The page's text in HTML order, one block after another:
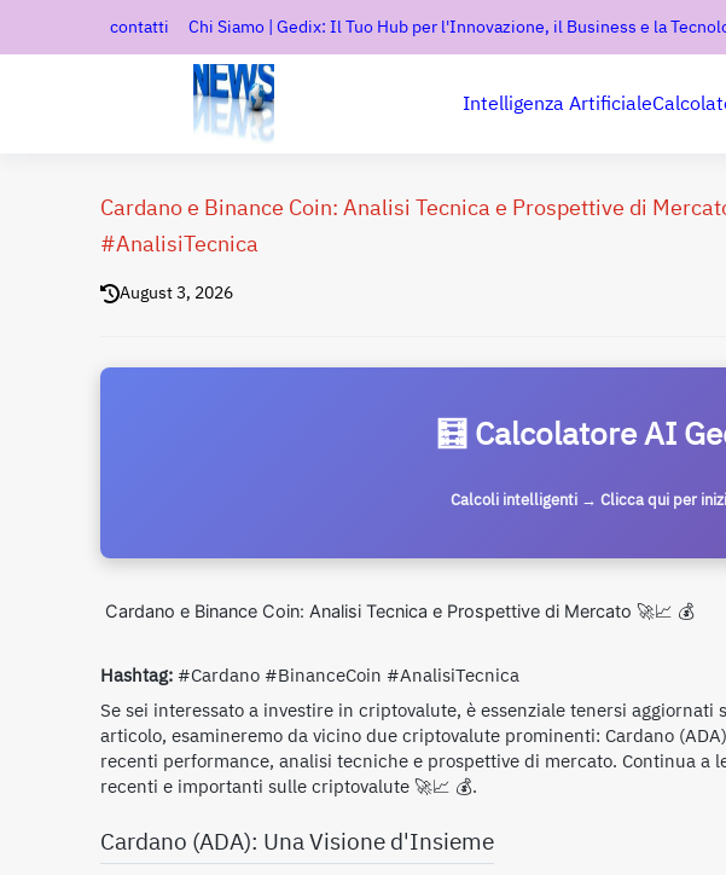
contatti Chi Siamo | Gedix: Il Tuo Hub per l'Innovazione, il Business e la
Intelligenza Artificiale
Cardano e Binance Coin: Analisi Tecnica e Prospettive di
#AnalisiTecnica
August 3, 2026
🧮 Calcolatore AI
Calcoli intelligenti → Clicca qui per
Cardano e Binance Coin: Analisi Tecnica e Prospettive di Mercato 🚀📈 💰
Hashtag: #Cardano #BinanceCoin #AnalisiTecnica
Se sei interessato a investire in criptovalute, è essenziale tenersi
articolo, esamineremo da vicino due criptovalute prominenti: Cardano
recenti performance, analisi tecniche e prospettive di mercato. Continua a
recenti e importanti sulle criptovalute 🚀📈 💰.
Cardano (ADA): Una Visione d'Insieme